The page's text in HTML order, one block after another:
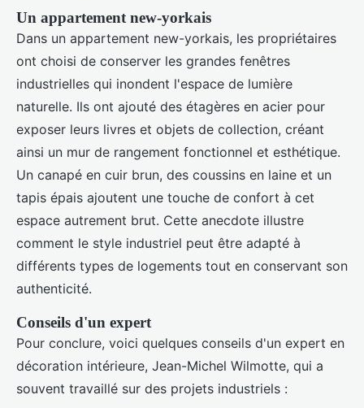
Un appartement new-yorkais
Dans un appartement new-yorkais, les propriétaires
ont choisi de conserver les grandes fenêtres
industrielles qui inondent l'espace de lumière
naturelle. Ils ont ajouté des étagères en acier pour
exposer leurs livres et objets de collection, créant
ainsi un mur de rangement fonctionnel et esthétique.
Un canapé en cuir brun, des coussins en laine et un
tapis épais ajoutent une touche de confort à cet
espace autrement brut. Cette anecdote illustre
comment le style industriel peut être adapté à
différents types de logements tout en conservant son
authenticité.
Conseils d'un expert
Pour conclure, voici quelques conseils d'un expert en
décoration intérieure, Jean-Michel Wilmotte, qui a
souvent travaillé sur des projets industriels :